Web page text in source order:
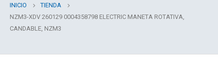
INICIO
TIENDA
NZM3-XDV 260129 0004358798 ELECTRIC MANETA ROTATIVA,
CANDABLE, NZM3